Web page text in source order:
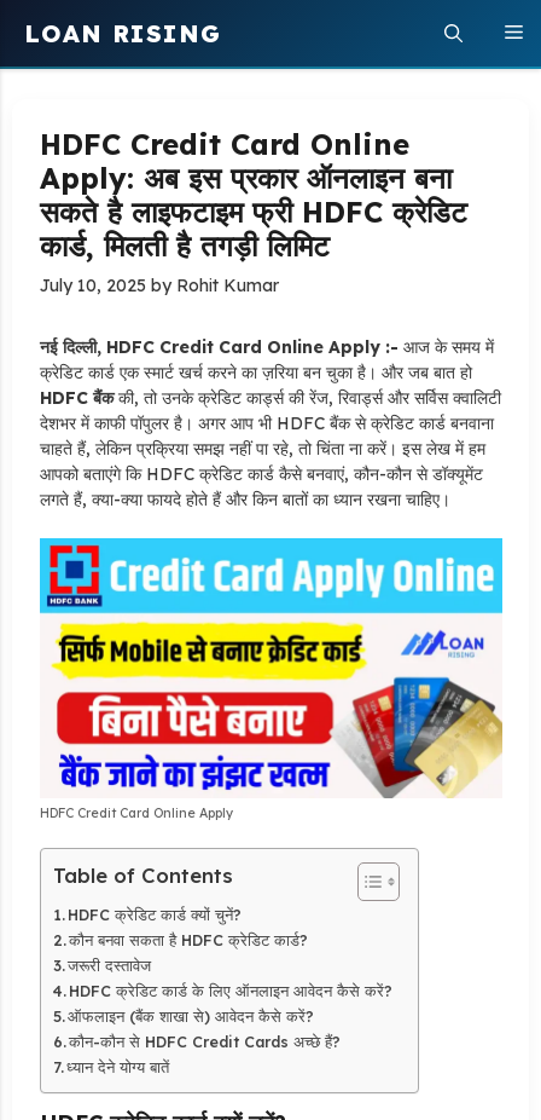
content
LOAN RISING
HDFC Credit Card Online
Apply: अब इस प्रकार ऑनलाइन बना
सकते है लाइफटाइम फ्री HDFC क्रेडिट
कार्ड, मिलती है तगड़ी लिमिट
July 10, 2025 by Rohit Kumar
नई दिल्ली, HDFC Credit Card Online Apply :- आज के समय में
क्रेडिट कार्ड एक स्मार्ट खर्च करने का ज़रिया बन चुका है। और जब बात हो
HDFC बैंककी, तो उनके क्रेडिट कार्ड्स की रेंज, रिवार्ड्स और सर्विस क्वालिटी
देशभर में काफी पॉपुलर है। अगर आप भी HDFC बैंक से क्रेडिट कार्ड बनवाना
चाहते हैं, लेकिन प्रक्रिया समझ नहीं पा रहे, तो चिंता ना करें। इस लेख में हम
आपको बताएंगे कि HDFC क्रेडिट कार्ड कैसे बनवाएं, कौन-कौन से डॉक्यूमेंट
लगते हैं, क्या-क्या फायदे होते हैं और किन बातों का ध्यान रखना चाहिए।
HDFC Credit Card Online Apply
Table of Contents
HDFC क्रेडिट कार्ड क्यों चुनें?
कौन बनवा सकता है HDFC क्रेडिट कार्ड?
जरूरी दस्तावेज
HDFC क्रेडिट कार्ड के लिए ऑनलाइन आवेदन कैसे करें?
ऑफलाइन (बैंक शाखा से) आवेदन कैसे करें?
कौन-कौन से HDFC Credit Cards अच्छे हैं?
ध्यान देने योग्य बातें